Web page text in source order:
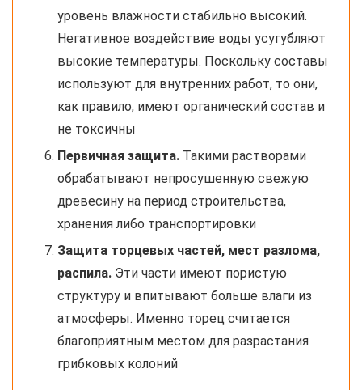
уровень влажности стабильно высокий.
Негативное воздействие воды усугубляют
высокие температуры. Поскольку составы
используют для внутренних работ, то они,
как правило, имеют органический состав и
не токсичны
Первичная защита. Такими растворами
обрабатывают непросушенную свежую
древесину на период строительства,
хранения либо транспортировки
Защита торцевых частей, мест разлома,
распила. Эти части имеют пористую
структуру и впитывают больше влаги из
атмосферы. Именно торец считается
благоприятным местом для разрастания
грибковых колоний